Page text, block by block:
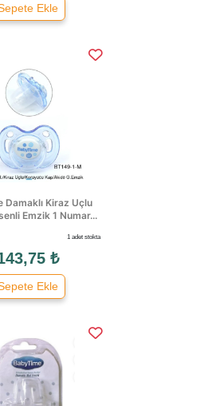
Ekle
Damaklı Kiraz Uçlu
Emzik 1 Numar...
1 adet stokta
₺
Ekle